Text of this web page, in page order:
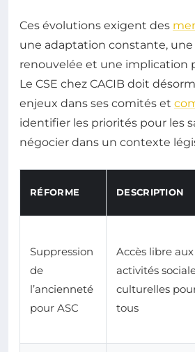
Ces évolutions exigent des
une adaptation constante,
renouvelée et une implication
Le CSE chez CACIB doit
enjeux dans ses comités et
identifier les priorités pour les
négocier dans un contexte
RÉFORME DESCRIPTION
Suppression
de
l’ancienneté
pour ASC
Accès libre aux
activités
culturelles
tous